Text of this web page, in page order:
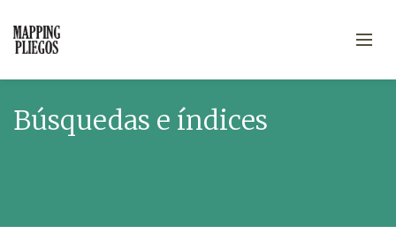
Búsquedas e índices